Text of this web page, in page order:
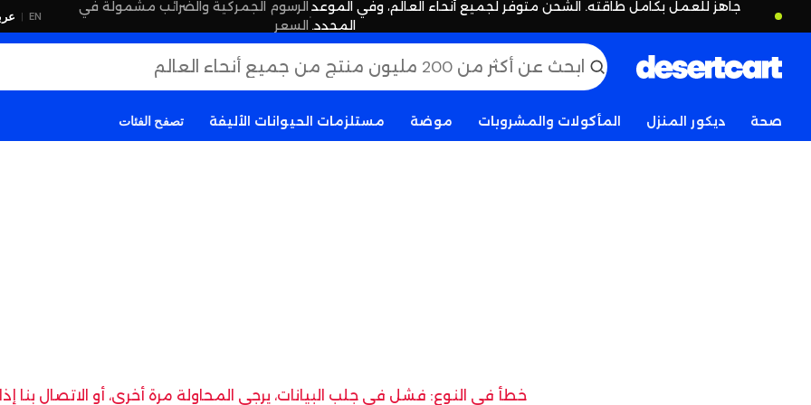
جاهز للعمل بكامل طاقته. الشحن متوفر لجميع أنحاء العالم، وفي الموعد
المحدد.
·
الرسوم الجمركية والضرائب مشمولة في
السعر
EN
|
صحة ديكور المنزل المأكولات والمشروبات موضة مستلزمات الحيوانات الأليفة تصفح الفئات
خطأ في النوع: فشل في جلب البيانات، يرجى المحاولة مرة أخرى، أو الاتصال بنا